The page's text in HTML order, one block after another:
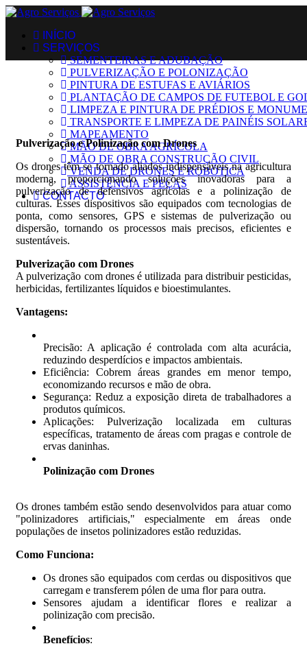
INÍCIO
SERVIÇOS
SEMENTEIRAS E ADUBAÇÃO
PULVERIZAÇÃO E POLONIZAÇÃO
PINTURA DE ESTUFAS E AVIÁRIOS
PLANTAÇÃO DE CAMPOS DE FUTEBOL E
LIMPEZA E PINTURA DE PRÉDIOS E
TRANSPORTE E LIMPEZA DE PAINÉIS
MAPEAMENTO
MÃO DE OBRA AGRÍCOLA
MÃO DE OBRA CONSTRUÇÃO CIVIL
VENDA DE DRONES E ROBÓTICA
ASSISTÊNCIA E PEÇAS
CONTACTO
Pulverização e Polinização com Drones
Os drones têm se tornado aliados indispensáveis na agricultura
moderna, proporcionando soluções inovadoras para a
pulverização de defensivos agrícolas e a polinização de
culturas. Esses dispositivos são equipados com tecnologias de
ponta, como sensores, GPS e sistemas de pulverização ou
dispersão, tornando os processos mais precisos, eficientes e
sustentáveis.
Pulverização com Drones
A pulverização com drones é utilizada para distribuir pesticidas,
herbicidas, fertilizantes líquidos e bioestimulantes.
Vantagens:
Precisão: A aplicação é controlada com alta acurácia,
reduzindo desperdícios e impactos ambientais.
Eficiência: Cobrem áreas grandes em menor tempo,
economizando recursos e mão de obra.
Segurança: Reduz a exposição direta de trabalhadores a
produtos químicos.
Aplicações: Pulverização localizada em culturas
específicas, tratamento de áreas com pragas e controle de
ervas daninhas.
Polinização com Drones
Os drones também estão sendo desenvolvidos para atuar como
"polinizadores artificiais," especialmente em áreas onde
populações de insetos polinizadores estão reduzidas.
Como Funciona:
Os drones são equipados com cerdas ou dispositivos que
carregam e transferem pólen de uma flor para outra.
Sensores ajudam a identificar flores e realizar a
polinização com precisão.
Benefícios: